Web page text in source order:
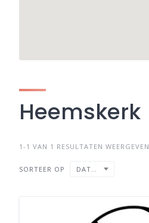
Heemskerk
1-1 VAN 1 RESULTATEN WEERGEVEN
SORTEER OP DATUM